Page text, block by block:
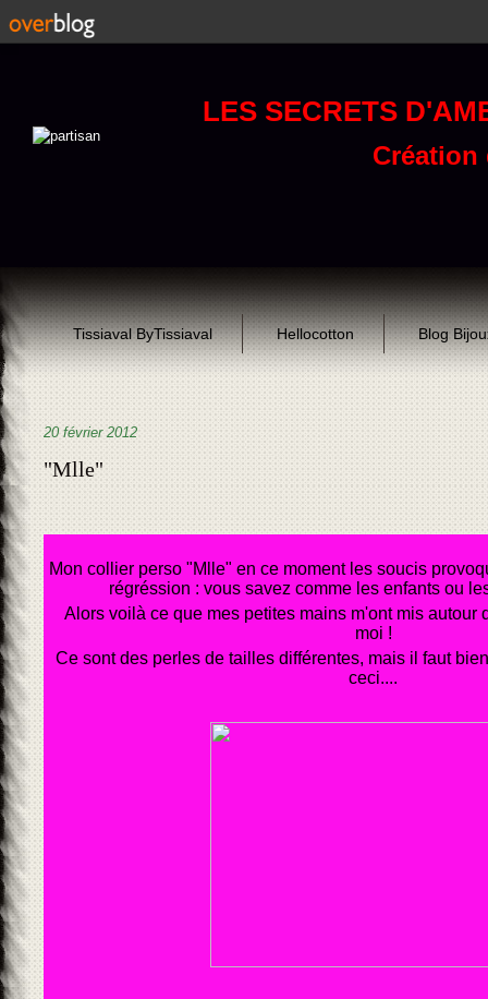
LES SECRETS
Création
Tissiaval ByTissiaval Hellocotton Blog
20 février 2012
"Mlle"
Mon collier perso "Mlle" en ce moment les soucis
régréssion : vous savez comme les enfants ou
Alors voilà ce que mes petites mains m'ont mis autour
moi !
Ce sont des perles de tailles différentes, mais il faut
ceci....